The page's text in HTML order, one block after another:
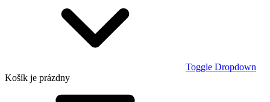
Toggle Dropdown
Košík je prázdny